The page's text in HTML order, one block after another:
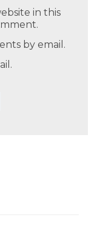
in this
by email.